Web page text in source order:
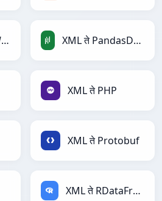
XML ते MediaWiki XML ते PandasDataFrame
XML ते PHP
XML ते Protobuf
XML ते RDataFrame